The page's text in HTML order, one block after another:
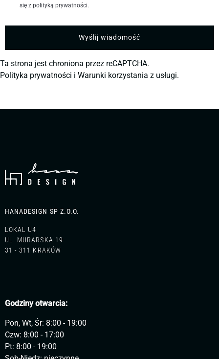
się z polityką prywatności.
Ta strona jest chroniona przez reCAPTCHA.
Polityka prywatności i Warunki korzystania z usługi.
HANADESIGN SP Z.O.O.
LOKAL U4
UL. MURARSKA 19
31 - 311 KRAKÓW
Godziny otwarcia:
Pon, Wt, Śr: 8:00 - 19:00
Czw: 8:00 - 17:00
Pt: 8:00 - 19:00